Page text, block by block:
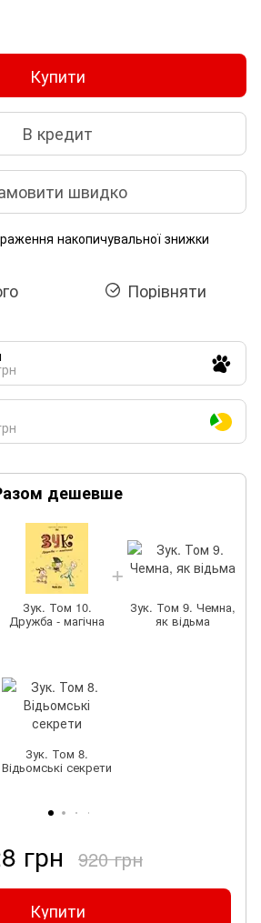
Купити
В кредит
швидко
накопичувальної знижки
Порівняти
дешевше
Зук. Том 10.
Дружба - магічна
Зук. Том 9. Чемна,
як відьма
Зук. Том 8.
Відьомські секрети
грн 920 грн
Купити